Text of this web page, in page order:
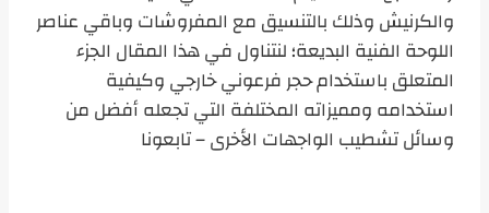
والكرنيش وذلك بالتنسيق مع المفروشات وباقي عناصر
اللوحة الفنية البديعة؛ لنتناول في هذا المقال الجزء
المتعلق باستخدام حجر فرعوني خارجي وكيفية
استخدامه ومميزاته المختلفة التي تجعله أفضل من
وسائل تشطيب الواجهات الأخرى – تابعونا